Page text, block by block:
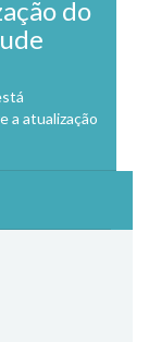
do
a atualização